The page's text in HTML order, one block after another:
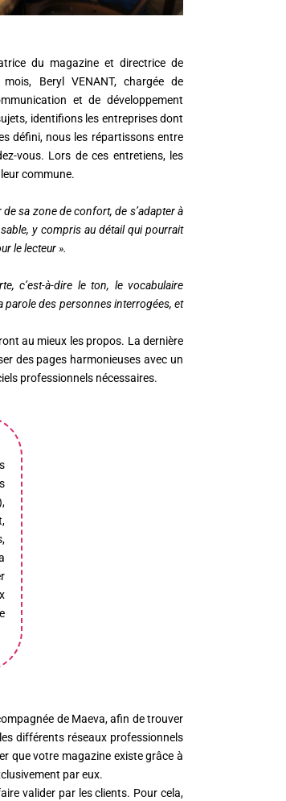
du magazine et directrice de
Beryl VENANT, chargée de
et de développement
identifions les entreprises dont
défini, nous les répartissons entre
vous. Lors de ces entretiens, les
commune.
sa zone de confort, de s’adapter à
y compris au détail qui pourrait
le lecteur ».
c’est-à-dire le ton, le vocabulaire
des personnes interrogées, et
au mieux les propos. La dernière
des pages harmonieuses avec un
professionnels nécessaires.
de Maeva, afin de trouver
différents réseaux professionnels
que votre magazine existe grâce à
par eux.
valider par les clients. Pour cela,